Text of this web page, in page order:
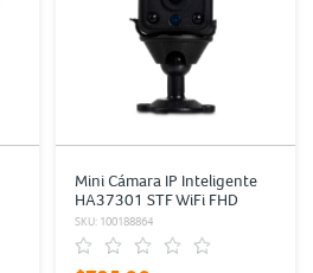
Mini Cámara IP Inteligente
HA37301 STF WiFi FHD
1080p
SKU: 100188864